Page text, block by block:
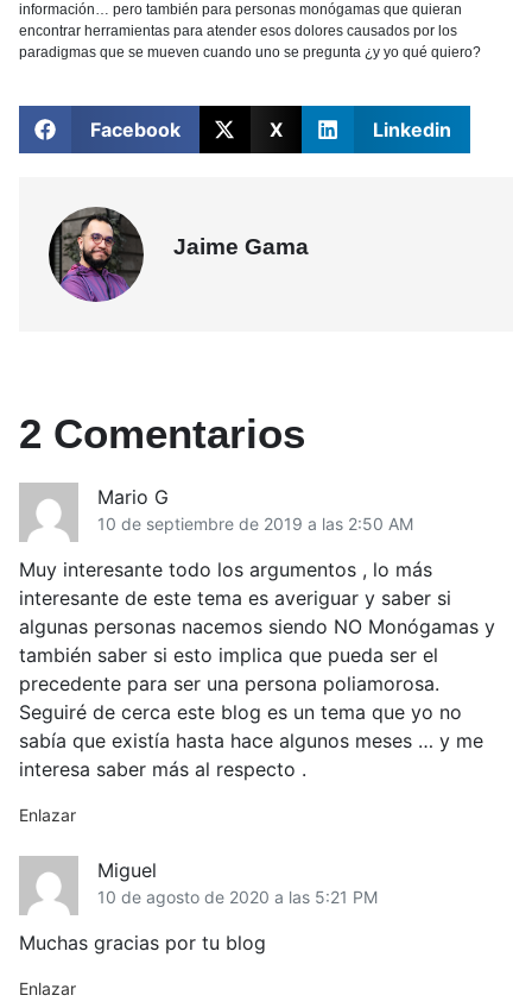
información… pero también para personas monógamas que quieran
encontrar herramientas para atender esos dolores causados por los
paradigmas que se mueven cuando uno se pregunta ¿y yo qué quiero?
Facebook X Linkedin
Jaime Gama
2 Comentarios
Mario G
10 de septiembre de 2019 a las 2:50 AM
Muy interesante todo los argumentos , lo más
interesante de este tema es averiguar y saber si
algunas personas nacemos siendo NO Monógamas y
también saber si esto implica que pueda ser el
precedente para ser una persona poliamorosa.
Seguiré de cerca este blog es un tema que yo no
sabía que existía hasta hace algunos meses … y me
interesa saber más al respecto .
Enlazar
Miguel
10 de agosto de 2020 a las 5:21 PM
Muchas gracias por tu blog
Enlazar